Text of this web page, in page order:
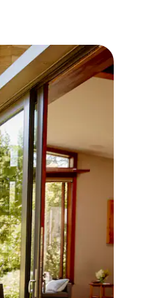
door te tikken of swipen.